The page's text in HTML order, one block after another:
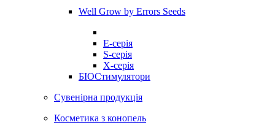
Well Grow by Errors Seeds
E-серія
S-серія
X-серія
БІОСтимулятори
Сувенірна продукція
Косметика з конопель